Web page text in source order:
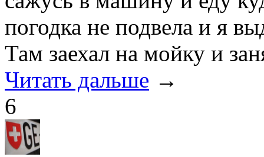
погодка не подвела и я
Там заехал на мойку и
Читать дальше →
6